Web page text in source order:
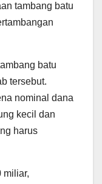
tambang batu
batu
tersebut.
nominal dana
kecil dan
harus
miliar,